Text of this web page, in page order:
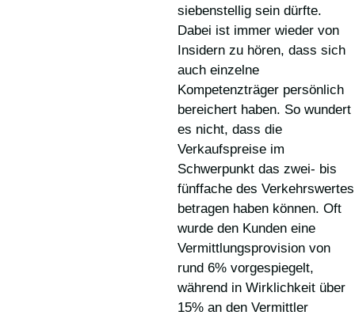
siebenstellig sein dürfte.
Dabei ist immer wieder von
Insidern zu hören, dass sich
auch einzelne
Kompetenzträger persönlich
bereichert haben. So wundert
es nicht, dass die
Verkaufspreise im
Schwerpunkt das zwei- bis
fünffache des Verkehrswertes
betragen haben können. Oft
wurde den Kunden eine
Vermittlungsprovision von
rund 6% vorgespiegelt,
während in Wirklichkeit über
15% an den Vermittler